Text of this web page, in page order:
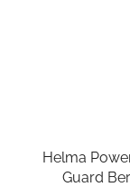
Helma
Guard